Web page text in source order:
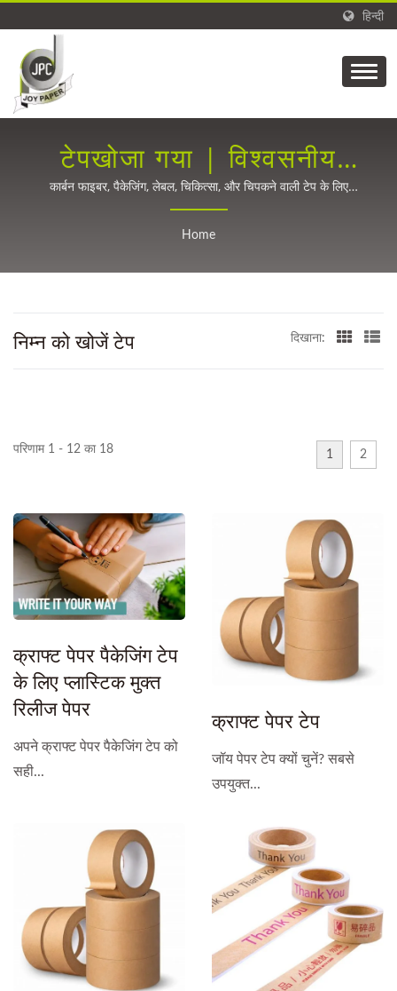
हिन्दी
टेपखोजा गया | विश्वसनीय
ताइवान स्थित रिलीज़ लाइनर
आपूर्तिकर्ता - 30 वर्षों से अधिक
का अनुभव
कार्बन फाइबर, पैकेजिंग, लेबल, चिकित्सा, और चिपकने वाली टेप के लिए
प्रिसिजन कोटिंग तकनीक 1988 से।
Home
निम्न को खोजें टेप दिखाना:
परिणाम 1 - 12 का 18 1 2
क्राफ्ट पेपर पैकेजिंग टेप
के लिए प्लास्टिक मुक्त
रिलीज पेपर
अपने क्राफ्ट पेपर पैकेजिंग टेप को
सही...
क्राफ्ट पेपर टेप
जॉय पेपर टेप क्यों चुनें? सबसे
उपयुक्त...